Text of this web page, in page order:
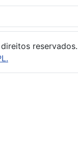
reservados.